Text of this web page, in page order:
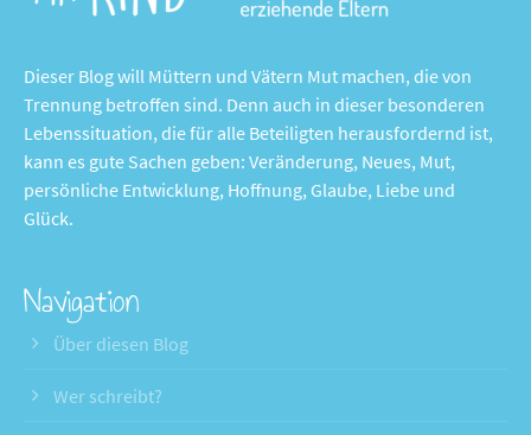
Dieser Blog will Müttern und Vätern Mut machen, die von
Trennung betroffen sind. Denn auch in dieser besonderen
Lebenssituation, die für alle Beteiligten herausfordernd ist,
kann es gute Sachen geben: Veränderung, Neues, Mut,
persönliche Entwicklung, Hoffnung, Glaube, Liebe und
Glück.
Navigation
Über diesen Blog
Wer schreibt?